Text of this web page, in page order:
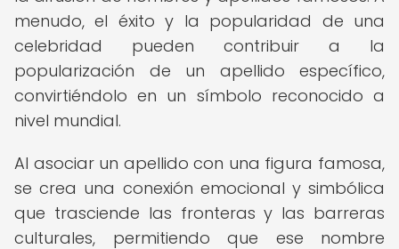
menudo, el éxito y la popularidad de una
celebridad pueden contribuir a la
popularización de un apellido específico,
convirtiéndolo en un símbolo reconocido a
nivel mundial.
Al asociar un apellido con una figura famosa,
se crea una conexión emocional y simbólica
que trasciende las fronteras y las barreras
culturales, permitiendo que ese nombre